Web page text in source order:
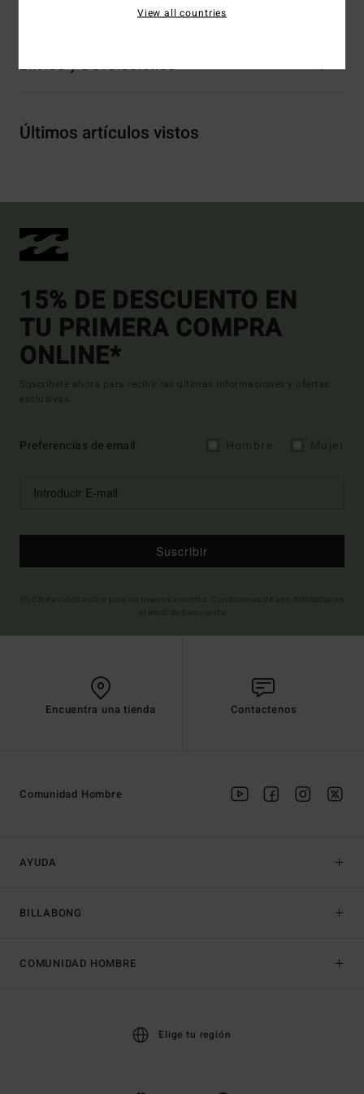
Envíos y Devoluciones
Últimos artículos vistos
15% DE DESCUENTO EN
TU PRIMERA COMPRA
ONLINE*
Suscríbete ahora para recibir las ultimas informaciones y ofertas
exclusivas.
Preferencias de email
Suscribir
Encuentra una tienda Contactenos
AYUDA
BILLABONG
Comunidad Hombre
COMUNIDAD HOMBRE
Elige tu región
View all countries